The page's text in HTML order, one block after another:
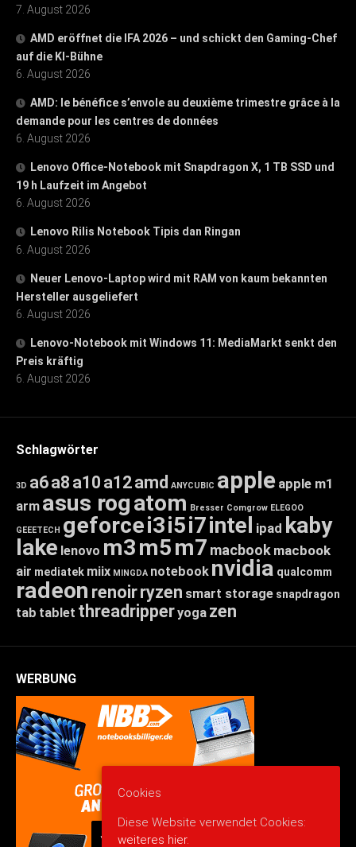
7. August 2026
AMD eröffnet die IFA 2026 – und schickt den Gaming-Chef
auf die KI-Bühne
6. August 2026
AMD: le bénéfice s’envole au deuxième trimestre grâce à la
demande pour les centres de données
6. August 2026
Lenovo Office-Notebook mit Snapdragon X, 1 TB SSD und
19 h Laufzeit im Angebot
6. August 2026
Lenovo Rilis Notebook Tipis dan Ringan
6. August 2026
Neuer Lenovo-Laptop wird mit RAM von kaum bekannten
Hersteller ausgeliefert
6. August 2026
Lenovo-Notebook mit Windows 11: MediaMarkt senkt den
Preis kräftig
6. August 2026
Schlagwörter
3D a6a8 a10 a12amd ANYCUBIC apple apple m1
arm asus rogatom Bresser Comgrow ELEGOO
GEEETECH geforcei3i5i7intel ipad kaby
lake lenovo m3m5m7 macbook macbook
air mediatek miix MINGDA notebook nvidia qualcomm
radeon renoirryzen smart storage snapdragon
tab tablet threadripperyoga zen
WERBUNG
Cookies
Diese Website verwendet Cookies:
weiteres hier.